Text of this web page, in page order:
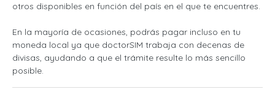
otros disponibles en función del país en el que te encuentres.
En la mayoría de ocasiones, podrás pagar incluso en tu
moneda local ya que doctorSIM trabaja con decenas de
divisas, ayudando a que el trámite resulte lo más sencillo
posible.